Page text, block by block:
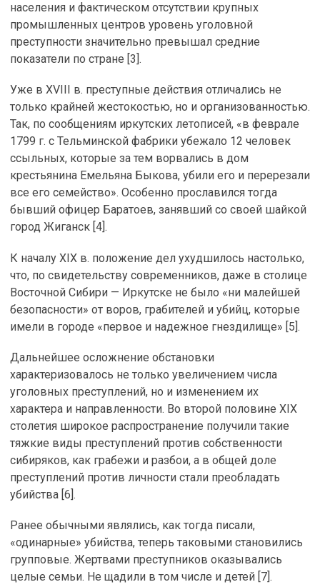
населения и фактическом отсутствии крупных
промышленных центров уровень уголовной
преступности значительно превышал средние
показатели по стране [3].
Уже в XVIII в. преступные действия отличались не
только крайней жестокостью, но и организованностью.
Так, по сообщениям иркутских летописей, «в феврале
1799 г. с Тельминской фабрики убежало 12 человек
ссыльных, которые за тем ворвались в дом
крестьянина Емельяна Быкова, убили его и перерезали
все его семейство». Особенно прославился тогда
бывший офицер Баратоев, занявший со своей шайкой
город Жиганск [4].
К началу XIX в. положение дел ухудшилось настолько,
что, по свидетельству современников, даже в столице
Восточной Сибири — Иркутске не было «ни малейшей
безопасности» от воров, грабителей и убийц, которые
имели в городе «первое и надежное гнездилище» [5].
Дальнейшее осложнение обстановки
характеризовалось не только увеличением числа
уголовных преступлений, но и изменением их
характера и направленности. Во второй половине XIX
столетия широкое распространение получили такие
тяжкие виды преступлений против собственности
сибиряков, как грабежи и разбои, а в общей доле
преступлений против личности стали преобладать
убийства [6].
Ранее обычными являлись, как тогда писали,
«одинарные» убийства, теперь таковыми становились
групповые. Жертвами преступников оказывались
целые семьи. Не щадили в том числе и детей [7].